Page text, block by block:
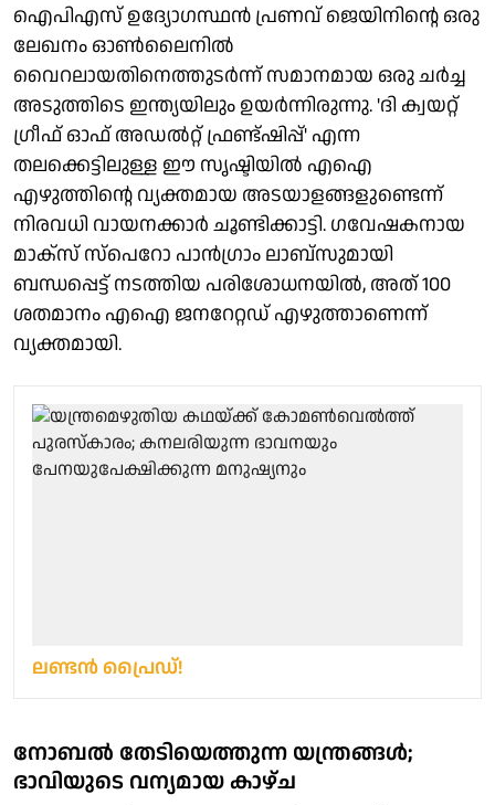
ഐപിഎസ് ഉദ്യോഗസ്ഥൻ പ്രണവ് ജെയിനിന്റെ ഒരു
ലേഖനം ഓൺലൈനിൽ
വൈറലായതിനെത്തുടർന്ന് സമാനമായ ഒരു ചർച്ച
അടുത്തിടെ ഇന്ത്യയിലും ഉയർന്നിരുന്നു. 'ദി ക്വയറ്റ്
ഗ്രീഫ് ഓഫ് അഡൽറ്റ് ഫ്രണ്ട്‌ഷിപ്പ്' എന്ന
തലക്കെട്ടിലുള്ള ഈ സൃഷ്ടിയിൽ എഐ
എഴുത്തിന്റെ വ്യക്തമായ അടയാളങ്ങളുണ്ടെന്ന്
നിരവധി വായനക്കാർ ചൂണ്ടിക്കാട്ടി. ഗവേഷകനായ
മാക്സ് സ്‌പെറോ പാൻഗ്രാം ലാബ്‌സുമായി
ബന്ധപ്പെട്ട് നടത്തിയ പരിശോധനയിൽ, അത് 100
ശതമാനം എഐ ജനറേറ്റഡ് എഴുത്താണെന്ന്
വ്യക്തമായി.
ലണ്ടൻ പ്രൈഡ്!
നോബല്‍ തേടിയെത്തുന്ന യന്ത്രങ്ങള്‍;
ഭാവിയുടെ വന്യമായ കാഴ്ച